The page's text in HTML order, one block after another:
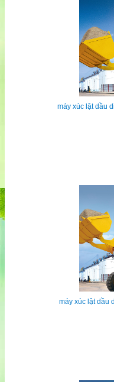
máy xúc lật dầu
máy xúc lật dầu